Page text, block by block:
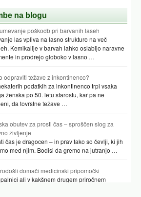
na blogu
poškodb pri barvanih laseh
las vpliva na lasno strukturo na več
Kemikalije v barvah lahko oslabijo naravne
in prodrejo globoko v lasno …
odpraviti težave z inkontinenco?
podatkih za inkontinenco trpi vsaka
ženska po 50. letu starostu, kar pa ne
da tovrstne težave …
obutev za prosti čas – sproščen slog za
življenje
čas je dragocen – in prav tako so čevlji, ki jih
med njim. Bodisi da gremo na jutranjo …
domači medicinski pripomočki
ali v kakšnem drugem priročnem